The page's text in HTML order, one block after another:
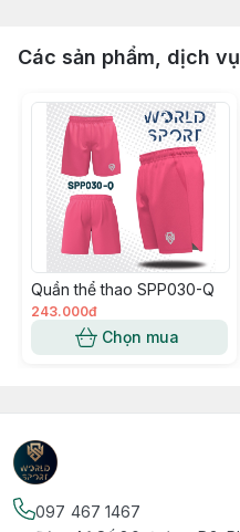
Các sản phẩm, dịch
Quần thể thao SPP030-Q
243.000đ
Chọn mua
097 467 1467